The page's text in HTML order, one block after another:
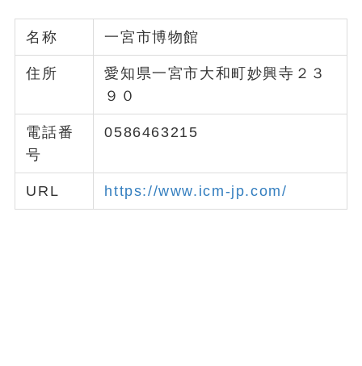
名称 一宮市博物館
住所
愛知県一宮市大和町妙興寺２３
９０
電話番
号
0586463215
URL https://www.icm-jp.com/